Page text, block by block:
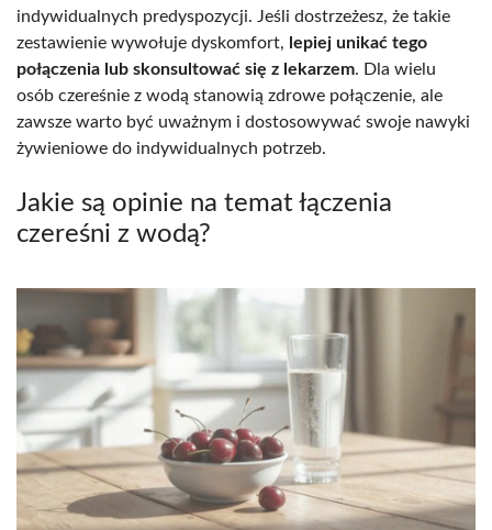
indywidualnych predyspozycji. Jeśli dostrzeżesz, że takie
zestawienie wywołuje dyskomfort, lepiej unikać tego
połączenia lub skonsultować się z lekarzem. Dla wielu
osób czereśnie z wodą stanowią zdrowe połączenie, ale
zawsze warto być uważnym i dostosowywać swoje nawyki
żywieniowe do indywidualnych potrzeb.
Jakie są opinie na temat łączenia
czereśni z wodą?